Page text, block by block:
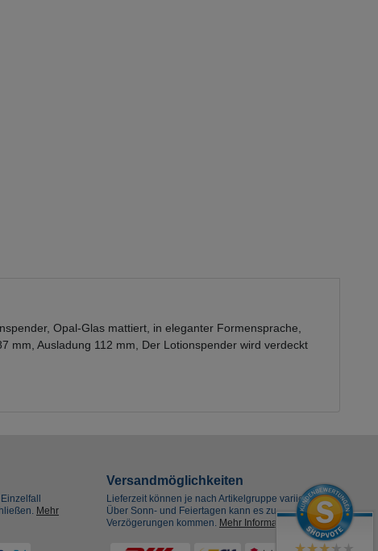
Opal-Glas mattiert, in eleganter Formensprache,
mm, Ausladung 112 mm, Der Lotionspender wird verdeckt
Mehr
Versandmöglichkeiten
Lieferzeit können je nach Artikelgruppe variieren.
Über Sonn- und Feiertagen kann es zu
Verzögerungen kommen. Mehr Informationen